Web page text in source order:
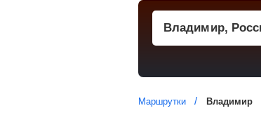
Маршрутки Владимир